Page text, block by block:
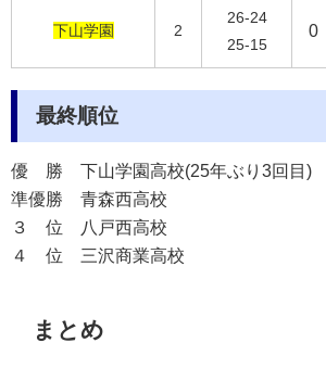
下山学園 2
26-24
25-15
0
最終順位
優 勝 下山学園高校(25年ぶり3回目)
準優勝 青森西高校
３ 位
八戸西高校
４ 位 三沢商業高校
まとめ